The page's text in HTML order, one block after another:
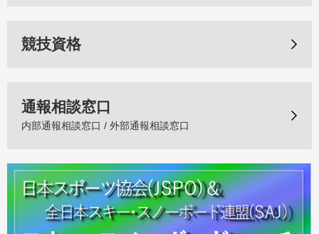
競技資格
通報相談窓口
内部通報相談窓口 / 外部通報相談窓口